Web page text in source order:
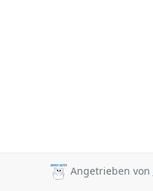
Angetrieben von